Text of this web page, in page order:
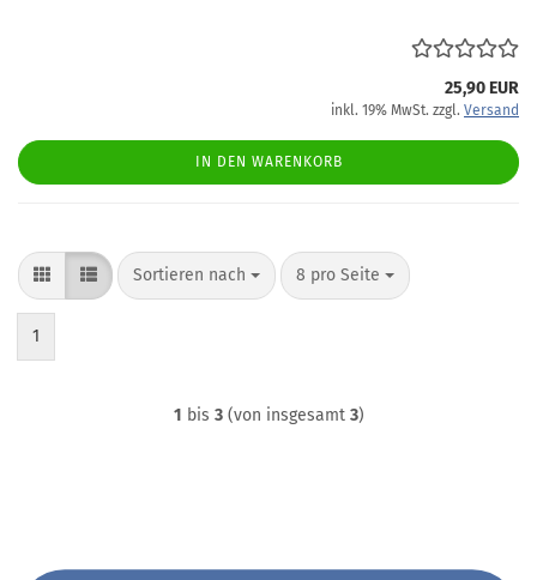
25,90 EUR
inkl. 19% MwSt. zzgl. Versand
IN DEN WARENKORB
Sortieren nach
Sortieren nach 8 pro Seite
pro Seite
1
1 bis 3(von insgesamt 3)